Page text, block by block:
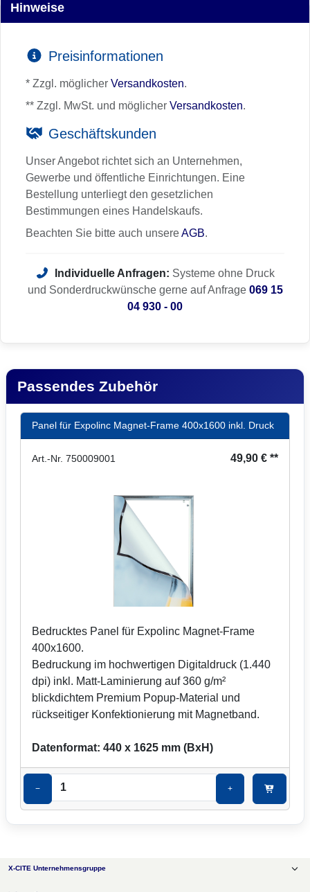
Hinweise
Preisinformationen
* Zzgl. möglicher Versandkosten.
** Zzgl. MwSt. und möglicher Versandkosten.
Geschäftskunden
Unser Angebot richtet sich an Unternehmen,
Gewerbe und öffentliche Einrichtungen. Eine
Bestellung unterliegt den gesetzlichen
Bestimmungen eines Handelskaufs.
Beachten Sie bitte auch unsereAGB.
Individuelle Anfragen: Systeme ohne Druck
und Sonderdruckwünsche gerne auf Anfrage 069 15
04 930 - 00
Passendes Zubehör
Panel für Expolinc Magnet-Frame 400x1600 inkl. Druck
Art.-Nr. 750009001 49,90 € **
Bedrucktes Panel für Expolinc Magnet-Frame
400x1600.
Bedruckung im hochwertigen Digitaldruck (1.440
dpi) inkl. Matt-Laminierung auf 360 g/m²
blickdichtem Premium Popup-Material und
rückseitiger Konfektionierung mit Magnetband.
Datenformat: 440 x 1625 mm (BxH)
− +
X-CITE Unternehmensgruppe